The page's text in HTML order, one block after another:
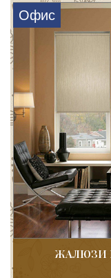
Офис
ЖАЛЮЗИ